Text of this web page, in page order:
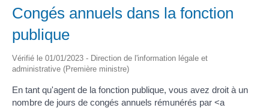
Congés annuels dans la fonction
publique
Vérifié le 01/01/2023 - Direction de l'information légale et
administrative (Première ministre)
En tant qu'agent de la fonction publique, vous avez droit à un
nombre de jours de congés annuels rémunérés par <a